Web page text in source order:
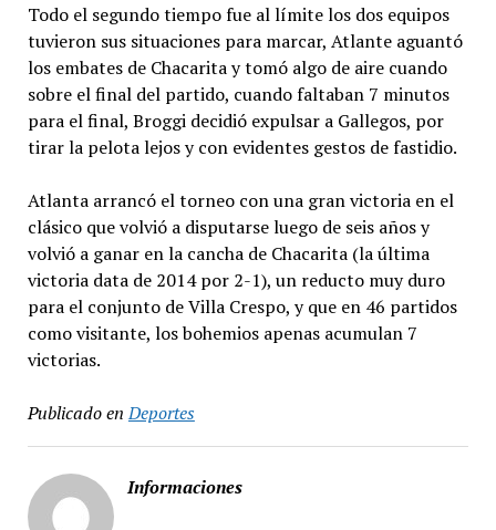
Todo el segundo tiempo fue al límite los dos equipos
tuvieron sus situaciones para marcar, Atlante aguantó
los embates de Chacarita y tomó algo de aire cuando
sobre el final del partido, cuando faltaban 7 minutos
para el final, Broggi decidió expulsar a Gallegos, por
tirar la pelota lejos y con evidentes gestos de fastidio.
Atlanta arrancó el torneo con una gran victoria en el
clásico que volvió a disputarse luego de seis años y
volvió a ganar en la cancha de Chacarita (la última
victoria data de 2014 por 2-1), un reducto muy duro
para el conjunto de Villa Crespo, y que en 46 partidos
como visitante, los bohemios apenas acumulan 7
victorias.
Publicado en Deportes
Informaciones